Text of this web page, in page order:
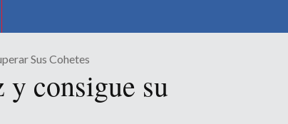
Sus Cohetes
y consigue su